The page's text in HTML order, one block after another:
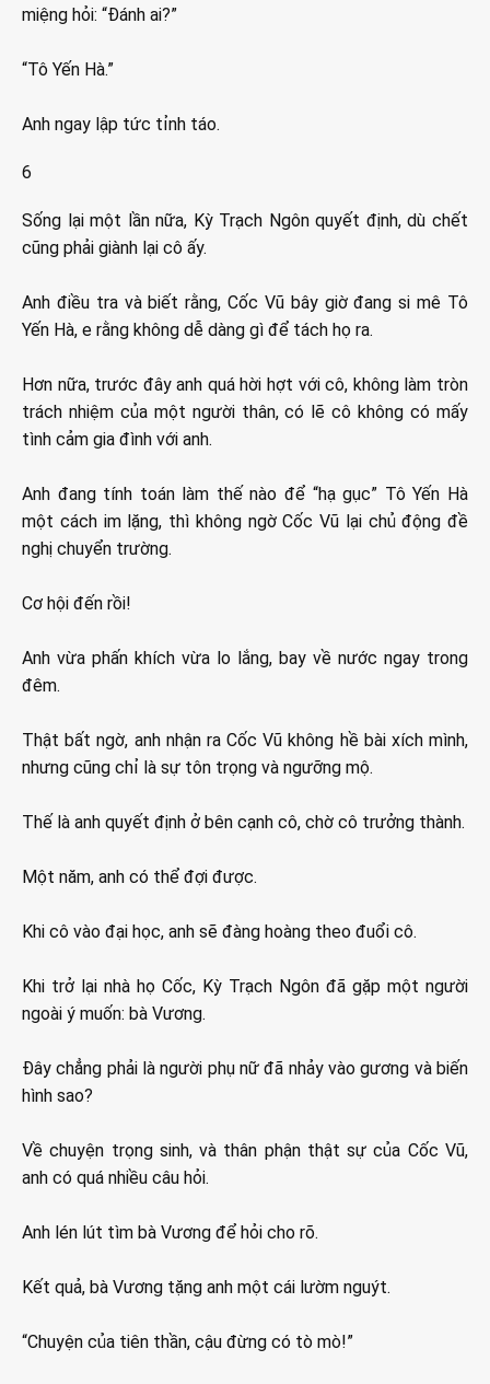
miệng hỏi: “Đánh ai?”
“Tô Yến Hà.”
Anh ngay lập tức tỉnh táo.
6
Sống lại một lần nữa, Kỳ Trạch Ngôn quyết định, dù chết
cũng phải giành lại cô ấy.
Anh điều tra và biết rằng, Cốc Vũ bây giờ đang si mê Tô
Yến Hà, e rằng không dễ dàng gì để tách họ ra.
Hơn nữa, trước đây anh quá hời hợt với cô, không làm tròn
trách nhiệm của một người thân, có lẽ cô không có mấy
tình cảm gia đình với anh.
Anh đang tính toán làm thế nào để “hạ gục” Tô Yến Hà
một cách im lặng, thì không ngờ Cốc Vũ lại chủ động đề
nghị chuyển trường.
Cơ hội đến rồi!
Anh vừa phấn khích vừa lo lắng, bay về nước ngay trong
đêm.
Thật bất ngờ, anh nhận ra Cốc Vũ không hề bài xích mình,
nhưng cũng chỉ là sự tôn trọng và ngưỡng mộ.
Thế là anh quyết định ở bên cạnh cô, chờ cô trưởng thành.
Một năm, anh có thể đợi được.
Khi cô vào đại học, anh sẽ đàng hoàng theo đuổi cô.
Khi trở lại nhà họ Cốc, Kỳ Trạch Ngôn đã gặp một người
ngoài ý muốn: bà Vương.
Đây chẳng phải là người phụ nữ đã nhảy vào gương và biến
hình sao?
Về chuyện trọng sinh, và thân phận thật sự của Cốc Vũ,
anh có quá nhiều câu hỏi.
Anh lén lút tìm bà Vương để hỏi cho rõ.
Kết quả, bà Vương tặng anh một cái lườm nguýt.
“Chuyện của tiên thần, cậu đừng có tò mò!”